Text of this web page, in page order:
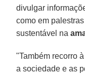
divulgar
como em
sustentável na
"Também recorro
a sociedade e as